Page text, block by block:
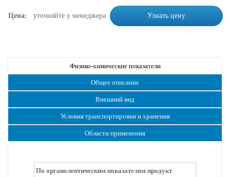
Цена: уточняйте у менеджера Узнать цену
Физико-химические показатели
Общее описание
Внешний вид
Условия транспортировки и хранения
Области применения
По органолептическим показателям продукт